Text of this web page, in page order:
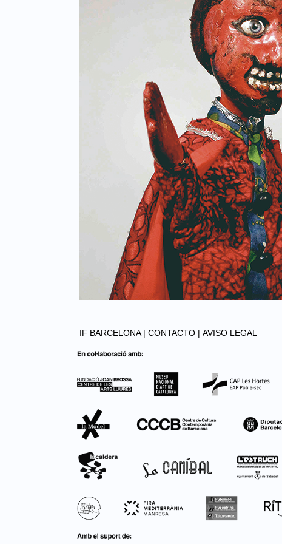
IF BARCELONA | CONTACTO | AVISO LEGAL